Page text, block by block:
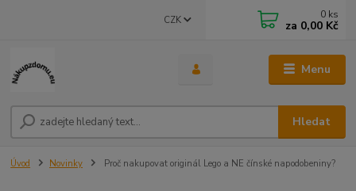
Menu
CZK
Hledat
0 ks
za 0,00 Kč
Úvod Novinky Proč nakupovat originál Lego a NE čínské napodobeniny?